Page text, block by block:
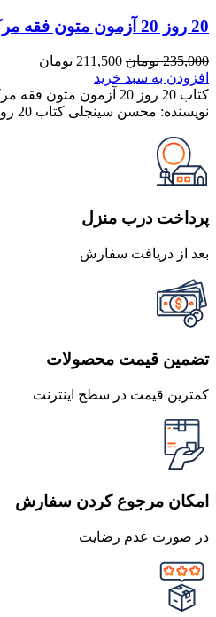
20 روز 20 آزمون متون فقه مرکز وکلا-سینجلی
235,000 تومان قیمت
اصلی
235,000 تومان
بود.
211,500 تومان
است.
افزودن به سبد خرید
کتاب 20 روز 20 آزمون
نویسنده: محسن سینجلی کتاب 20 روز 20 آزمون
پرداخت درب منزل
بعد از دریافت سفارش
تضمین قیمت محصولات
کمترین قیمت در سطح اینترنت
امکان مرجوع کردن سفارش
در صورت عدم رضایت